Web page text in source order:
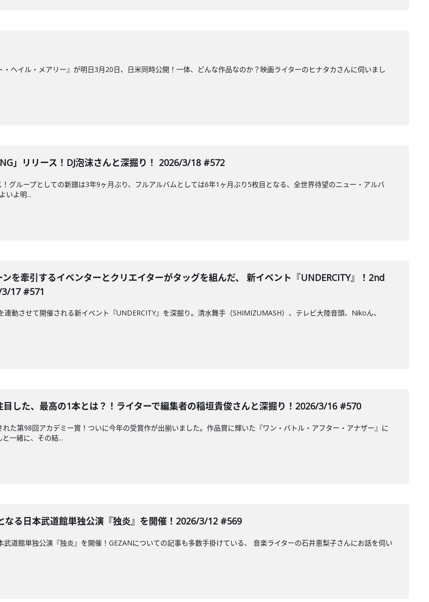
ヘイル・メアリー』が明日3月20日、日米同時公開！一体、どんな作品なのか？映画ライターのヒナタカさんに伺いまし
」リリース！DJ泡沫さんと深掘り！ 2026/3/18 #572
グループとしての新譜は3年9ヶ月ぶり、フルアルバムとしては6年1ヶ月ぶり5枚目となる、全世界待望のニュー・アルバ
いよ明...
を牽引するイベンターとクリエイターがタッグを組んだ、 新イベント『UNDERCITY』！2nd
17 #571
動させて開催される新イベント『UNDERCITY』を深掘り。清水舞手（SHIMIZUMASH）、テレビ大陸音頭、Nikoん、
した、最高の1本とは？！ライターで編集者の稲垣貴俊さんと深掘り！2026/3/16 #570
た第98回アカデミー賞！ついに今年の受賞作が出揃いました。作品賞に輝いた『ワン・バトル・アフター・アナザー』に
一緒に、その結...
なる日本武道館単独公演『独炎』を開催！2026/3/12 #569
道館単独公演『独炎』を開催！GEZANについての記事も多数手掛けている、 音楽ライターの石井恵梨子さんにお話を伺い